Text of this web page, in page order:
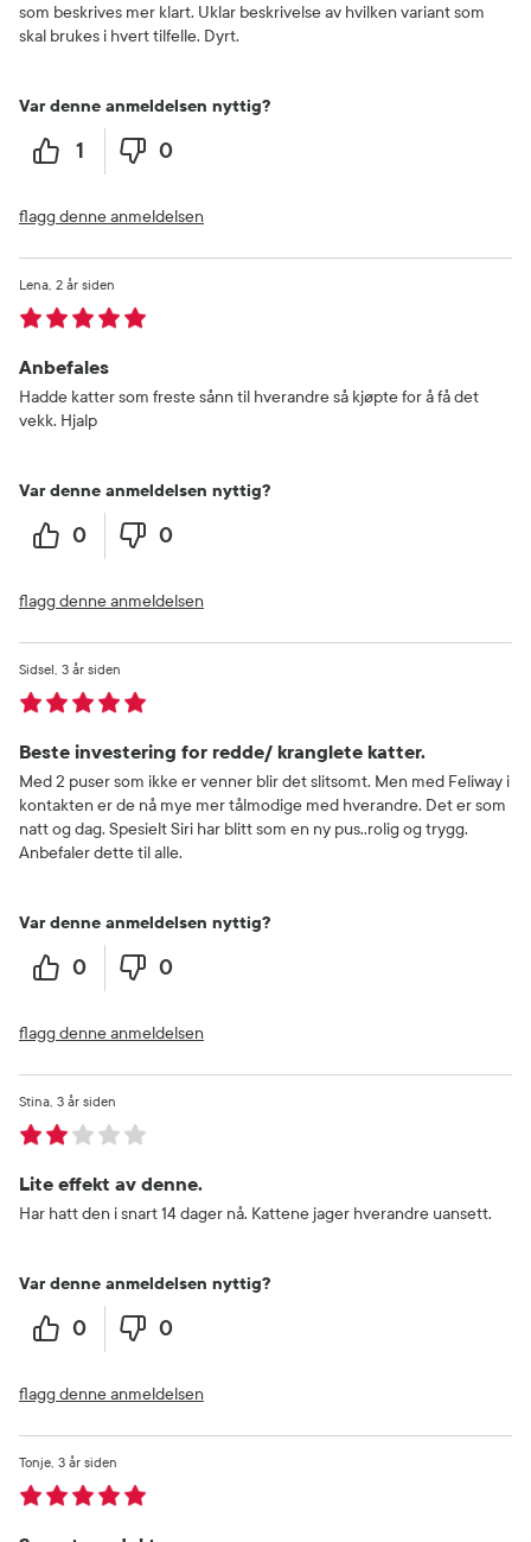
som beskrives mer klart. Uklar beskrivelse av hvilken variant som
skal brukes i hvert tilfelle. Dyrt.
Var denne anmeldelsen nyttig?
1 0
flagg denne anmeldelsen
Anbefales
2 år siden
Lena
Hadde katter som freste sånn til hverandre så kjøpte for å få det
vekk. Hjalp
Var denne anmeldelsen nyttig?
0 0
flagg denne anmeldelsen
Beste investering for redde/ kranglete katter.
3 år siden
Sidsel
Med 2 puser som ikke er venner blir det slitsomt. Men med Feliway i
kontakten er de nå mye mer tålmodige med hverandre. Det er som
natt og dag. Spesielt Siri har blitt som en ny pus..rolig og trygg.
Anbefaler dette til alle.
Var denne anmeldelsen nyttig?
0 0
flagg denne anmeldelsen
Lite effekt av denne.
3 år siden
Stina
Har hatt den i snart 14 dager nå. Kattene jager hverandre uansett.
Var denne anmeldelsen nyttig?
0 0
flagg denne anmeldelsen
3 år siden
Tonje